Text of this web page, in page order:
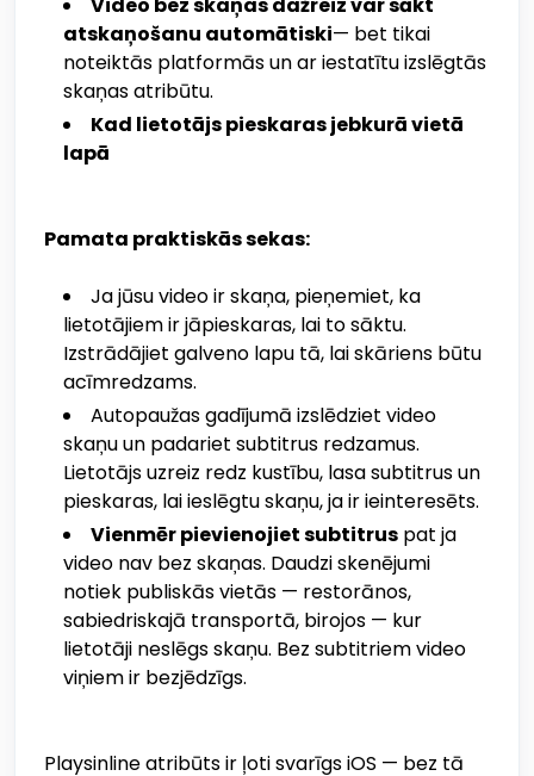
Video bez skaņas dažreiz var sākt
atskaņošanu automātiski— bet tikai
noteiktās platformās un ar iestatītu izslēgtās
skaņas atribūtu.
Kad lietotājs pieskaras jebkurā vietā
lapā
Pamata praktiskās sekas:
Ja jūsu video ir skaņa, pieņemiet, ka
lietotājiem ir jāpieskaras, lai to sāktu.
Izstrādājiet galveno lapu tā, lai skāriens būtu
acīmredzams.
Autopaužas gadījumā izslēdziet video
skaņu un padariet subtitrus redzamus.
Lietotājs uzreiz redz kustību, lasa subtitrus un
pieskaras, lai ieslēgtu skaņu, ja ir ieinteresēts.
Vienmēr pievienojiet subtitrus pat ja
video nav bez skaņas. Daudzi skenējumi
notiek publiskās vietās — restorānos,
sabiedriskajā transportā, birojos — kur
lietotāji neslēgs skaņu. Bez subtitriem video
viņiem ir bezjēdzīgs.
Playsinline atribūts ir ļoti svarīgs iOS — bez tā